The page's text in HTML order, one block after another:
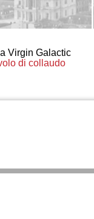
Virgin Galactic
di collaudo